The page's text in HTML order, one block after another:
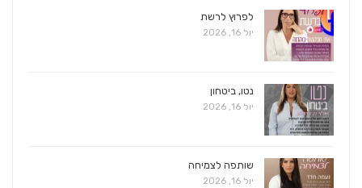
לפרוץ לרשת
יול 16, 2026
נטו, ביטחון
יול 16, 2026
שותפה לצמיחה
יול 16, 2026